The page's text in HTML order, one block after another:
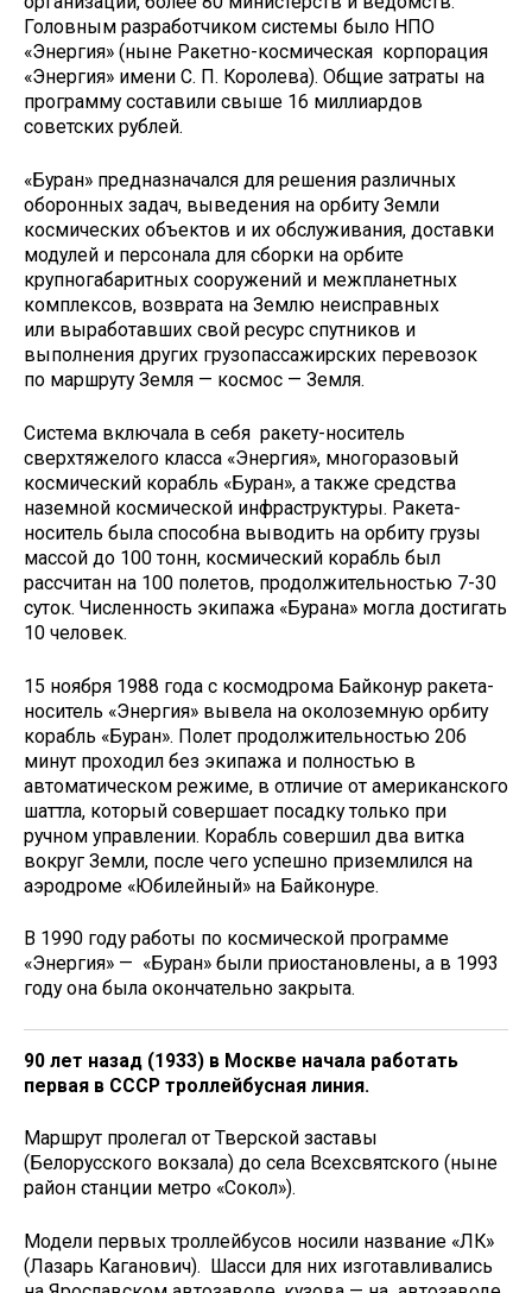
Головным разработчиком системы было НПО
«Энергия» (ныне Ракетно-космическая корпорация
«Энергия» имени С. П. Королева). Общие затраты на
программу составили свыше 16 миллиардов
советских рублей.
«Буран» предназначался для решения различных
оборонных задач, выведения на орбиту Земли
космических объектов и их обслуживания, доставки
модулей и персонала для сборки на орбите
крупногабаритных сооружений и межпланетных
комплексов, возврата на Землю неисправных
или выработавших свой ресурс спутников и
выполнения других грузопассажирских перевозок
по маршруту Земля — космос — Земля.
Система включала в себя ракету-носитель
сверхтяжелого класса «Энергия», многоразовый
космический корабль «Буран», а также средства
наземной космической инфраструктуры. Ракета-
носитель была способна выводить на орбиту грузы
массой до 100 тонн, космический корабль был
рассчитан на 100 полетов, продолжительностью 7-30
суток. Численность экипажа «Бурана» могла достигать
10 человек.
15 ноября 1988 года с космодрома Байконур ракета-
носитель «Энергия» вывела на околоземную орбиту
корабль «Буран». Полет продолжительностью 206
минут проходил без экипажа и полностью в
автоматическом режиме, в отличие от американского
шаттла, который совершает посадку только при
ручном управлении. Корабль совершил два витка
вокруг Земли, после чего успешно приземлился на
аэродроме «Юбилейный» на Байконуре.
В 1990 году работы по космической программе
«Энергия» — «Буран» были приостановлены, а в 1993
году она была окончательно закрыта.
90 лет назад (1933) в Москве начала работать
первая в СССР троллейбусная линия.
Маршрут пролегал от Тверской заставы
(Белорусского вокзала) до села Всехсвятского (ныне
район станции метро «Сокол»).
Модели первых троллейбусов носили название «ЛК»
(Лазарь Каганович). Шасси для них изготавливались